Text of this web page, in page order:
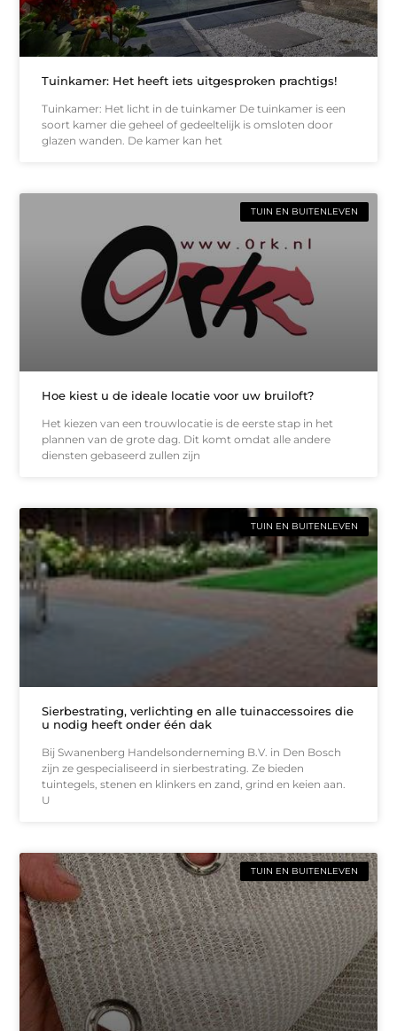
Tuinkamer: Het heeft iets uitgesproken prachtigs!
Tuinkamer: Het licht in de tuinkamer De tuinkamer is een
soort kamer die geheel of gedeeltelijk is omsloten door
glazen wanden. De kamer kan het
TUIN EN BUITENLEVEN
Hoe kiest u de ideale locatie voor uw bruiloft?
Het kiezen van een trouwlocatie is de eerste stap in het
plannen van de grote dag. Dit komt omdat alle andere
diensten gebaseerd zullen zijn
TUIN EN BUITENLEVEN
Sierbestrating, verlichting en alle tuinaccessoires die
u nodig heeft onder één dak
Bij Swanenberg Handelsonderneming B.V. in Den Bosch
zijn ze gespecialiseerd in sierbestrating. Ze bieden
tuintegels, stenen en klinkers en zand, grind en keien aan.
U
TUIN EN BUITENLEVEN